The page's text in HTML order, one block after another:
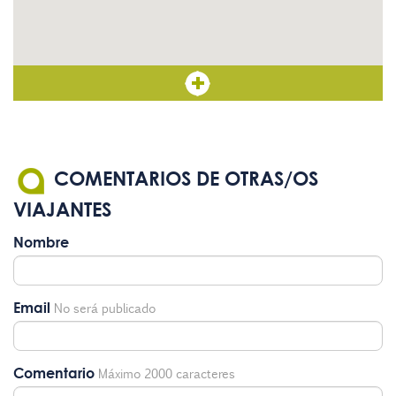
COMENTARIOS DE OTRAS/OS
VIAJANTES
Nombre
Email No será publicado
Comentario Máximo 2000 caracteres